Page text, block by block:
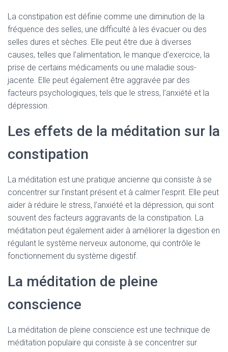
La constipation est définie comme une diminution de la
fréquence des selles, une difficulté à les évacuer ou des
selles dures et sèches. Elle peut être due à diverses
causes, telles que l’alimentation, le manque d’exercice, la
prise de certains médicaments ou une maladie sous-
jacente. Elle peut également être aggravée par des
facteurs psychologiques, tels que le stress, l’anxiété et la
dépression.
Les effets de la méditation sur la
constipation
La méditation est une pratique ancienne qui consiste à se
concentrer sur l’instant présent et à calmer l’esprit. Elle peut
aider à réduire le stress, l’anxiété et la dépression, qui sont
souvent des facteurs aggravants de la constipation. La
méditation peut également aider à améliorer la digestion en
régulant le système nerveux autonome, qui contrôle le
fonctionnement du système digestif.
La méditation de pleine
conscience
La méditation de pleine conscience est une technique de
méditation populaire qui consiste à se concentrer sur